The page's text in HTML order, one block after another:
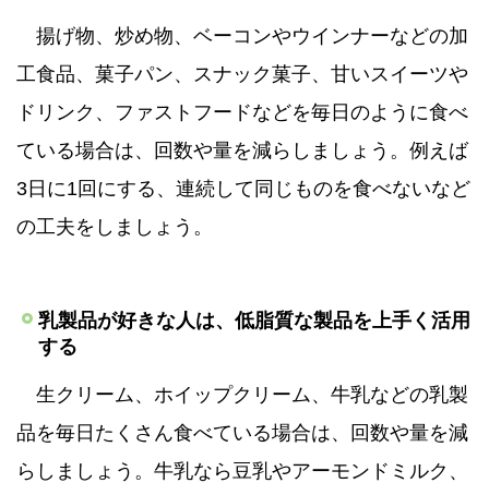
揚げ物、炒め物、ベーコンやウインナーなどの加
工食品、菓子パン、スナック菓子、甘いスイーツや
ドリンク、ファストフードなどを毎日のように食べ
ている場合は、回数や量を減らしましょう。例えば
3日に1回にする、連続して同じものを食べないなど
の工夫をしましょう。
乳製品が好きな人は、低脂質な製品を上手く活用
する
生クリーム、ホイップクリーム、牛乳などの乳製
品を毎日たくさん食べている場合は、回数や量を減
らしましょう。牛乳なら豆乳やアーモンドミルク、